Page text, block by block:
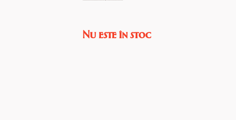
Nu este în stoc